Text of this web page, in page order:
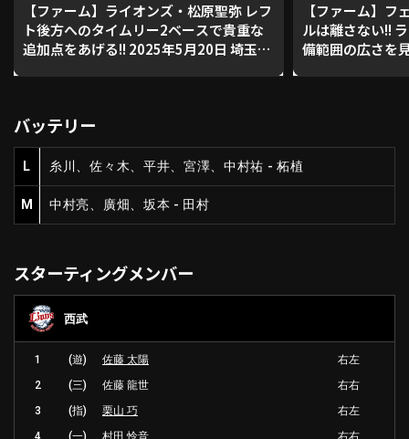
特定商取引法の表示 アルバイト募集 （別ウィンドウで開く
【ファーム】ライオンズ・松原聖弥 レフ
ト後方へのタイムリー2ベースで貴重な
追加点をあげる!! 2025年5月20日 埼玉西
【ファーム】フ
ルは離さない!!
備範囲の広さを
バッテリー
L 糸川、佐々木、平井、宮澤、中村祐 - 柘植
M 中村亮、廣畑、坂本 - 田村
スターティングメンバー
西武
1 (遊) 佐藤 太陽
右左
2
(三) 佐藤 龍世
右右
3
(指) 栗山 巧
右左
4
(一) 村田 怜音
右右